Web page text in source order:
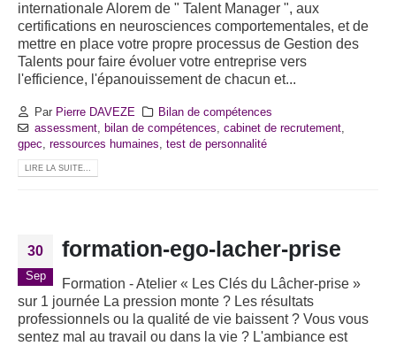
internationale Alorem de " Talent Manager ", aux
certifications en neurosciences comportementales, et de
mettre en place votre propre processus de Gestion des
Talents pour faire évoluer votre entreprise vers
l'efficience, l'épanouissement de chacun et...
Par Pierre DAVEZE
Bilan de compétences
assessment, bilan de compétences, cabinet de recrutement,
gpec, ressources humaines, test de personnalité
LIRE LA SUITE...
30
Sep
formation-ego-lacher-prise
Formation - Atelier « Les Clés du Lâcher-prise »
sur 1 journée La pression monte ? Les résultats
professionnels ou la qualité de vie baissent ? Vous vous
sentez mal au travail ou dans la vie ? L'ambiance est